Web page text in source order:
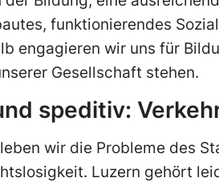
funktionierendes
engagieren wir uns für
Gesellschaft stehen.
speditiv:
wir die Probleme des
Luzern gehört